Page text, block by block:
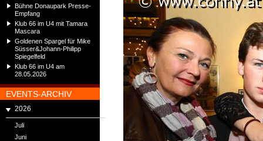
Bühne Donaupark Presse-
Empfang
Klub 66 im U4 mit Tamara
Mascara
Goldenen Spargel für Mike
Süsser&Johann-Philipp
Spiegelfeld
Klub 66 im U4 am
28.05.2026
EVENTS-ARCHIV
2026
Juli
Juni